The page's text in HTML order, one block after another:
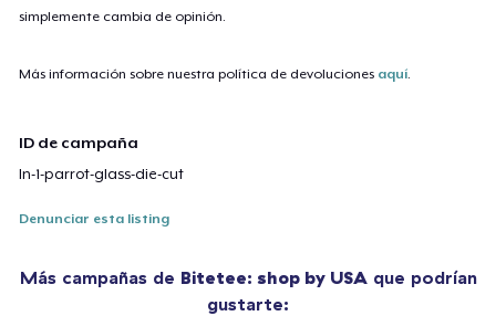
simplemente cambia de opinión.
Más información sobre nuestra política de devoluciones aquí.
ID de campaña
ln-1-parrot-glass-die-cut
Denunciar esta listing
Más campañas de Bitetee: shop by USAque podrían
gustarte: